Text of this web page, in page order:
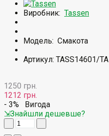
Виробник: Tassen
Модель: Смакота
Артикул: TASS14601/TA
1250 грн.
1212 грн.
- 3% Вигода
⇲Знайшли дешевше?